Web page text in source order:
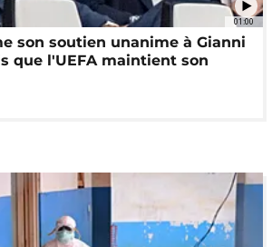
01:00
son soutien unanime à Gianni
que l'UEFA maintient son